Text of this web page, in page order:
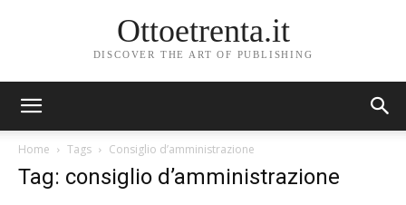
Ottoetrenta.it
DISCOVER THE ART OF PUBLISHING
Home Tags Consiglio d’amministrazione
Tag: consiglio d’amministrazione